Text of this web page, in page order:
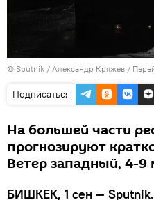
© Sputnik / Александр Кряжев /
Подписаться
На большей части
прогнозируют
Ветер западный, 4-9
БИШКЕК, 1 сен — Sputnik.